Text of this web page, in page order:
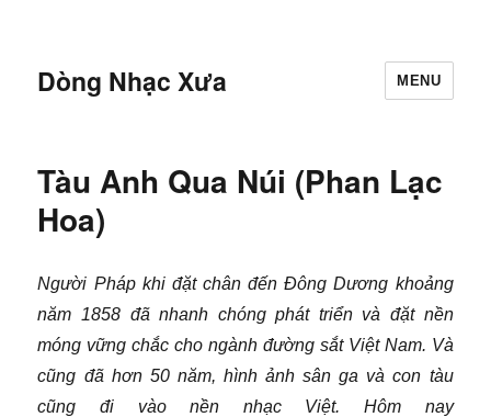
Dòng Nhạc Xưa MENU
Tàu Anh Qua Núi (Phan Lạc
Hoa)
Người Pháp khi đặt chân đến Đông Dương khoảng
năm 1858 đã nhanh chóng phát triển và đặt nền
móng vững chắc cho ngành đường sắt Việt Nam. Và
cũng đã hơn 50 năm, hình ảnh sân ga và con tàu
cũng đi vào nền nhạc Việt. Hôm nay